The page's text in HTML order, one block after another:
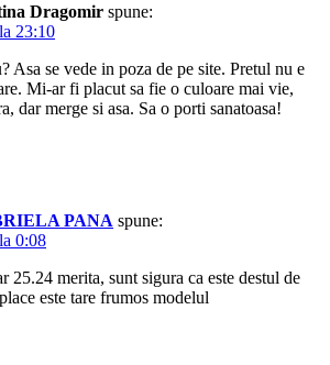
Dragomir spune:
23:10
Asa se vede in poza de pe site. Pretul nu e
Mi-ar fi placut sa fie o culoare mai vie,
dar merge si asa. Sa o porti sanatoasa!
PANA spune:
0:08
25.24 merita, sunt sigura ca este destul de
este tare frumos modelul